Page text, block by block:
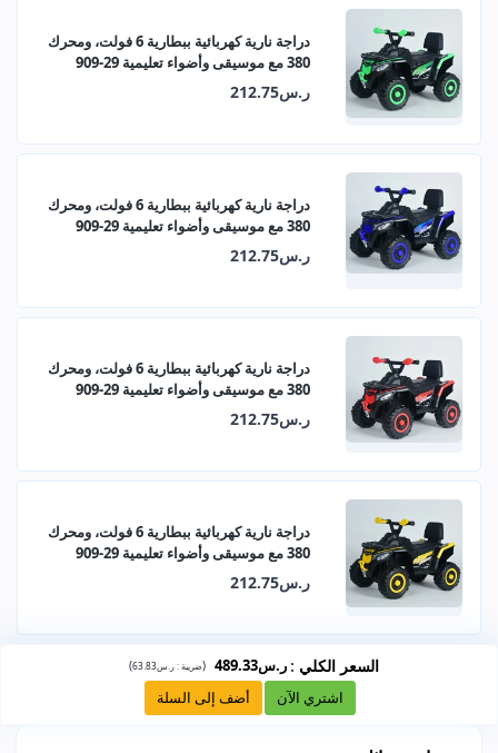
دراجة نارية كهربائية ببطارية 6 فولت، ومحرك
380 مع موسيقى وأضواء تعليمية 29-909
ر.س212.75
دراجة نارية كهربائية ببطارية 6 فولت، ومحرك
380 مع موسيقى وأضواء تعليمية 29-909
ر.س212.75
دراجة نارية كهربائية ببطارية 6 فولت، ومحرك
380 مع موسيقى وأضواء تعليمية 29-909
ر.س212.75
دراجة نارية كهربائية ببطارية 6 فولت، ومحرك
380 مع موسيقى وأضواء تعليمية 29-909
ر.س212.75
السعر الكلي : ر.س489.33 (ضريبة :ر.س63.83 )
اشتري الآن أضف إلى السلة